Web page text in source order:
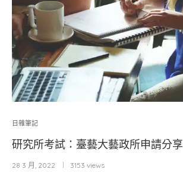
日雜筆記
研究所考試：臺藝大藝政所申請分享
28 3 月, 2022 3153 views